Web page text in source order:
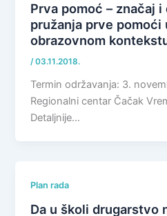
Prva pomoć – značaj
pružanja prve pomoći
obrazovnom
/03.11.2018.
Termin održavanja: 3.
Regionalni centar Čačak
Detaljnije…
Plan rada
Da u školi drugarstvo